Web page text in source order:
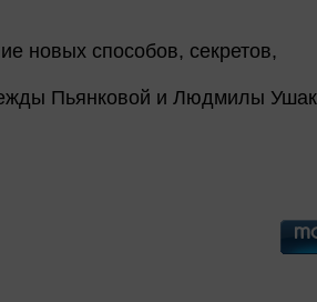
новых способов, секретов,
Пьянковой и Людмилы